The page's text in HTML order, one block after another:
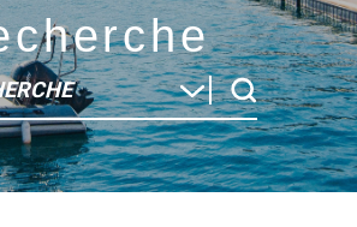
de bien